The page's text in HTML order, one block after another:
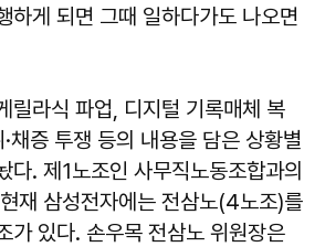
하게 되면 그때 일하다가도 나오면
릴라식 파업, 디지털 기록매체 복
채증 투쟁 등의 내용을 담은 상황별
다. 제1노조인 사무직노동조합과의
재 삼성전자에는 전삼노(4노조)를
가 있다. 손우목 전삼노 위원장은